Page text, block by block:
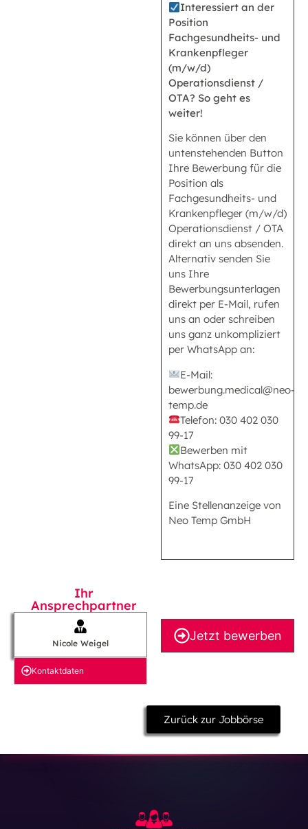
Interessiert an der
Position
Fachgesundheits- und
Krankenpfleger
(m/w/d)
Operationsdienst /
OTA? So geht es
weiter!
Sie können über den
untenstehenden Button
Ihre Bewerbung für die
Position als
Fachgesundheits- und
Krankenpfleger (m/w/d)
Operationsdienst / OTA
direkt an uns absenden.
Alternativ senden Sie
uns Ihre
Bewerbungsunterlagen
direkt per E-Mail, rufen
uns an oder schreiben
uns ganz unkompliziert
per WhatsApp an:
E-Mail:
bewerbung.medical@neo-
temp.de
Telefon: 030 402 030
99-17
Bewerben mit
WhatsApp: 030 402 030
99-17
Eine Stellenanzeige von
Neo Temp GmbH
Ihr
Ansprechpartner
Nicole Weigel
Kontakt­daten
Jetzt bewerben
Zurück zur Jobbörse